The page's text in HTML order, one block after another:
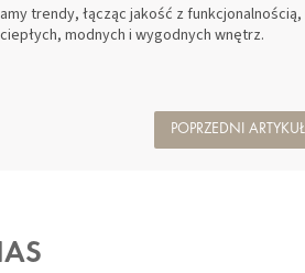
trendy, łącząc jakość z
modnych i wygodnych wnętrz.
POPRZEDNI ARTYKUŁ